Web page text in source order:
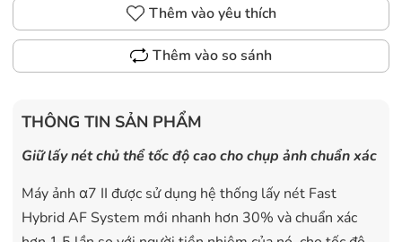
Thêm vào yêu thích
Thêm vào so sánh
THÔNG TIN SẢN PHẨM
Giữ lấy nét chủ thể tốc độ cao cho chụp ảnh chuẩn xác
Máy ảnh α7 II được sử dụng hệ thống lấy nét Fast
Hybrid AF System mới nhanh hơn 30% và chuẩn xác